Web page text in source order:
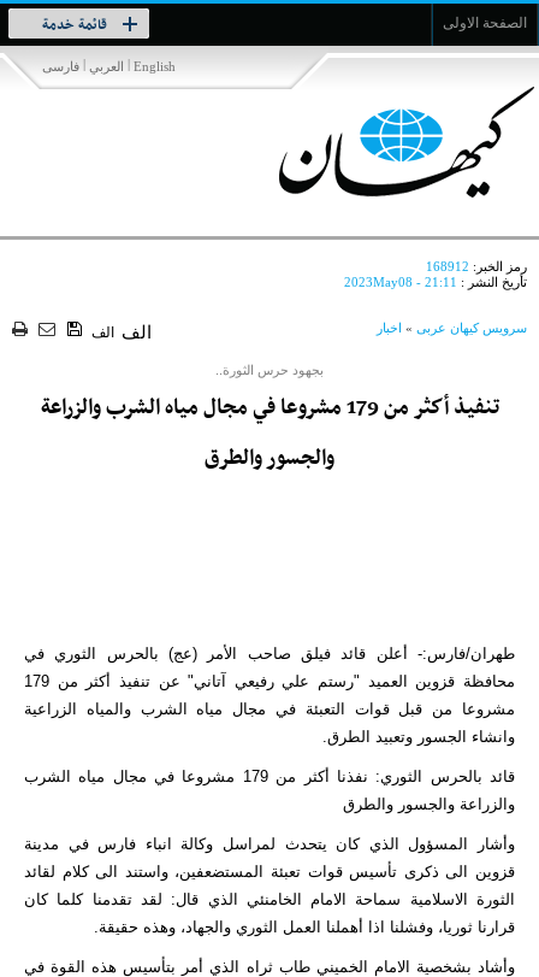
الصفحة الاولى قائمة خدمة
Toggle
navigation
فارسی | العربي | English
رمز الخبر: 168912
تأريخ النشر : 2023May08 - 21:11
سرویس کیهان عربی » اخبار الف الف
بجهود حرس الثورة..
تنفيذ أكثر من 179 مشروعا في مجال مياه الشرب والزراعة
والجسور والطرق
طهران/فارس:- أعلن قائد فيلق صاحب الأمر (عج) بالحرس الثوري في
محافظة قزوين العميد "رستم علي رفیعي آتاني" عن تنفيذ أكثر من 179
مشروعا من قبل قوات التعبئة في مجال مياه الشرب والمياه الزراعية
وانشاء الجسور وتعبيد الطرق.
قائد بالحرس الثوري: نفذنا أكثر من 179 مشروعا في مجال مياه الشرب
والزراعة والجسور والطرق
وأشار المسؤول الذي كان يتحدث لمراسل وكالة انباء فارس في مدينة
قزوين الى ذكرى تأسيس قوات تعبئة المستضعفين، واستند الى كلام لقائد
الثورة الاسلامية سماحة الامام الخامنئي الذي قال: لقد تقدمنا كلما كان
قرارنا ثوريا، وفشلنا اذا أهملنا العمل الثوري والجهاد، وهذه حقيقة.
وأشاد بشخصية الامام الخميني طاب ثراه الذي أمر بتأسيس هذه القوة في